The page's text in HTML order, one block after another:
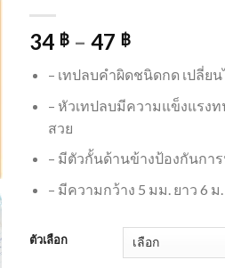
34 ฿ – 47 ฿
– เทปลบคำผิดชนิดกด เปลี่ยน
– หัวเทปลบมีความแข็งแรง
สวย
– มีตัวกั้นด้านข้างป้องกันกา
– มีความกว้าง 5 มม. ยาว 6 ม.
ตัวเลือก